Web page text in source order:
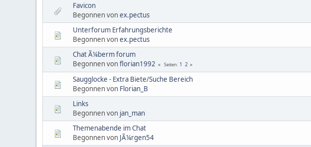
Favicon
Begonnen vonex.pectus
Unterforum Erfahrungsberichte
Begonnen vonex.pectus
Chat Ã¼berm forum
Begonnen vonflorian1992 Seiten 1 2
Saugglocke - Extra Biete/Suche Bereich
Begonnen von Florian_B
Links
Begonnen von jan_man
Themenabende im Chat
Begonnen von JÃ¼rgen54